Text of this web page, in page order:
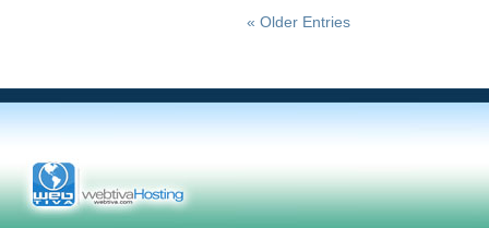
« Older Entries